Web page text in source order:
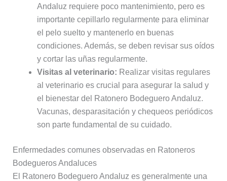
Andaluz requiere poco mantenimiento, pero es
importante cepillarlo regularmente para eliminar
el pelo suelto y mantenerlo en buenas
condiciones. Además, se deben revisar sus oídos
y cortar las uñas regularmente.
Visitas al veterinario: Realizar visitas regulares
al veterinario es crucial para asegurar la salud y
el bienestar del Ratonero Bodeguero Andaluz.
Vacunas, desparasitación y chequeos periódicos
son parte fundamental de su cuidado.
Enfermedades comunes observadas en Ratoneros
Bodegueros Andaluces
El Ratonero Bodeguero Andaluz es generalmente una